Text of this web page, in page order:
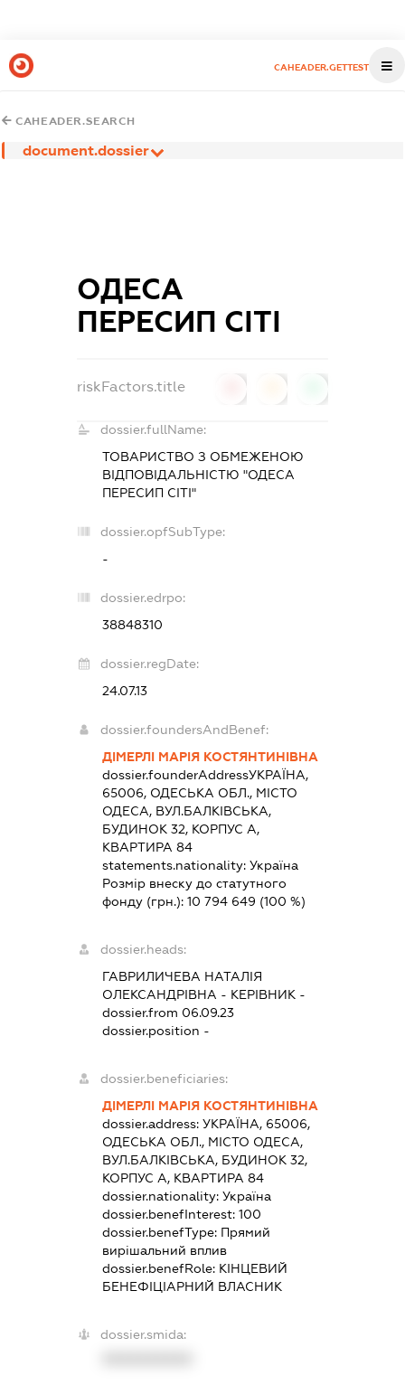
CAHEADER.GETTEST
CAHEADER.SEARCH
document.dossier
ОДЕСА
ПЕРЕСИП СІТІ
riskFactors.title
dossier.fullName:
ТОВАРИСТВО З ОБМЕЖЕНОЮ
ВІДПОВІДАЛЬНІСТЮ "ОДЕСА
ПЕРЕСИП СІТІ"
dossier.opfSubType:
-
dossier.edrpo:
38848310
dossier.regDate:
24.07.13
dossier.foundersAndBenef:
ДІМЕРЛІ МАРІЯ КОСТЯНТИНІВНА
dossier.founderAddressУКРАЇНА,
65006, ОДЕСЬКА ОБЛ., МІСТО
ОДЕСА, ВУЛ.БАЛКІВСЬКА,
БУДИНОК 32, КОРПУС А,
КВАРТИРА 84
statements.nationality: Україна
Розмір внеску до статутного
фонду (грн.): 10 794 649 (100 %)
dossier.heads:
ГАВРИЛИЧЕВА НАТАЛІЯ
ОЛЕКСАНДРІВНА - КЕРІВНИК -
dossier.from 06.09.23
dossier.position -
dossier.beneficiaries:
ДІМЕРЛІ МАРІЯ КОСТЯНТИНІВНА
dossier.address: УКРАЇНА, 65006,
ОДЕСЬКА ОБЛ., МІСТО ОДЕСА,
ВУЛ.БАЛКІВСЬКА, БУДИНОК 32,
КОРПУС А, КВАРТИРА 84
dossier.nationality: Україна
dossier.benefInterest: 100
dossier.benefType: Прямий
вирішальний вплив
dossier.benefRole: КІНЦЕВИЙ
БЕНЕФІЦІАРНИЙ ВЛАСНИК
dossier.smida: